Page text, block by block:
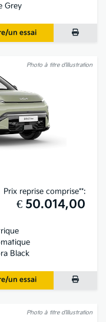
Grey
un essai
Photo à titre d’illustration
Prix reprise comprise**:
€ 50.014,00
Black
un essai
Photo à titre d’illustration